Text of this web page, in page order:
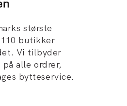
største
butikker
Vi tilbyder
alle ordrer,
bytteservice.